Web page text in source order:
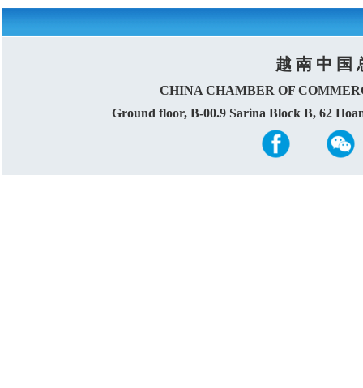
越 南 中 国
CHINA CHAMBER OF
Ground floor, B-00.9 Sarina Block B, 62